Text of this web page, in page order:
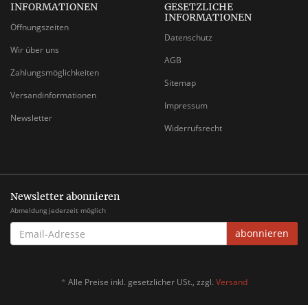
INFORMATIONEN
Öffnungszeiten
Wir über uns
Zahlungsmöglichkeiten
Versandinformationen
Newsletter
GESETZLICHE
INFORMATIONEN
Datenschutz
AGB
Sitemap
Impressum
Widerrufsrecht
Newsletter abonnieren
Abmeldung jederzeit möglich
EMAIL-
ADRESSE
abonnieren
* Alle Preise inkl. gesetzlicher USt., zzgl. Versand